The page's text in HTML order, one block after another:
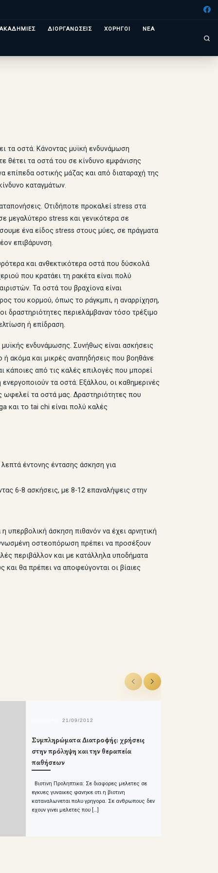
ΔΙΟΡΓΑΝΩΣΕΙΣ ΧΟΡΗΓΟΙ ΝΕΑ
τα οστά. Κάνοντας μυϊκή ενδυνάμωση
θέτει τα οστά του σε κίνδυνο εμφάνισης
οστικής μάζας και από διαταραχή της
καταγμάτων.
Οτιδήποτε προκαλεί stress στα
μεγαλύτερο stress και γενικότερα σε
ένα είδος stress στους μύες, σε πράγματα
επιβάρυνση.
και ανθεκτικότερα οστά που δύσκολά
που κρατάει τη ρακέτα είναι πολύ
Τα οστά του βραχίονα είναι
του κορμού, όπως το ράγκμπι, η αναρρίχηση,
δραστηριότητες περιελάμβαναν τόσο τρέξιμο
ή επίδραση.
ενδυνάμωσης. Συνήθως είναι ασκήσεις
ακόμα και μικρές αναπηδήσεις που βοηθάνε
κάποιες από τις καλές επιλογές που μπορεί
τα οστά. Εξάλλου, οι καθημερινές
ωφελεί τα οστά μας. Δραστηριότητες που
και το tai chi είναι πολύ καλές
έντονης έντασης άσκηση για
6-8 ασκήσεις, με 8-12 επαναλήψεις στην
υπερβολική άσκηση πιθανόν να έχει αρνητική
οστεοπόρωση πρέπει να προσέξουν
περιβάλλον και με κατάλληλα υποδήματα
θα πρέπει να αποφεύγονται οι βίαιες
21/09/2012
Συμπληρώματα Διατροφής: χρήσεις
στην πρόληψη και την θεραπεία
παθήσεων
Βιοτινη Προληπτικα: Σε διαφορες μελετες σε
εγκυες γυναικες φανηκε οτι η βιοτινη
καταναλωνεται πολυ γρηγορα. Σε ανθρωπους δεν
εχουν γινει μελετες που […]